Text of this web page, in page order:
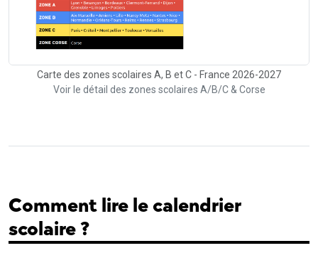
Carte des zones scolaires A, B et C - France 2026-2027
Voir le détail des zones scolaires A/B/C & Corse
Comment lire le calendrier
scolaire ?